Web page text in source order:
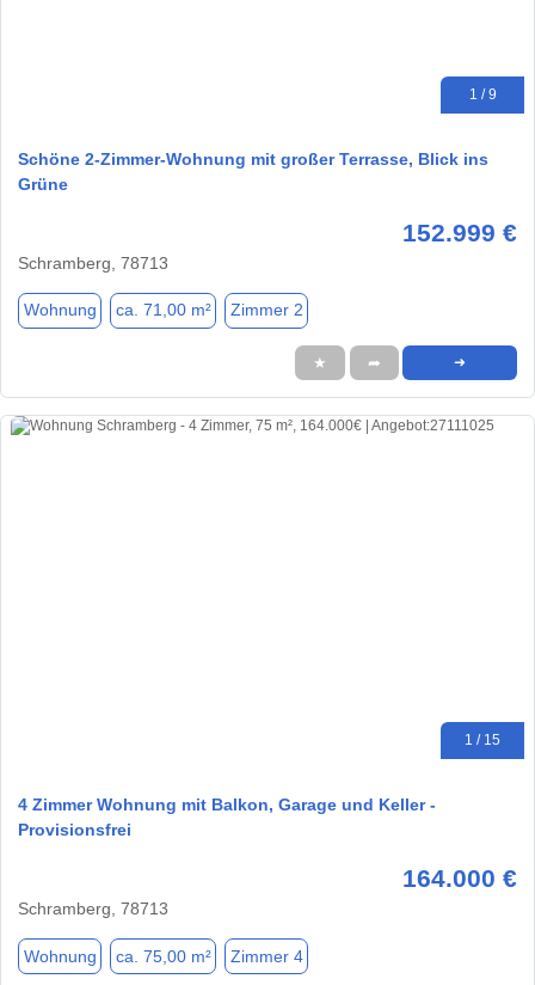
1 / 9
Schöne 2-Zimmer-Wohnung mit großer Terrasse, Blick ins
Grüne
152.999 €
Schramberg, 78713
Wohnung ca. 71,00 m² Zimmer 2
★ ➦ ➜
1 / 15
4 Zimmer Wohnung mit Balkon, Garage und Keller -
Provisionsfrei
164.000 €
Schramberg, 78713
Wohnung ca. 75,00 m² Zimmer 4